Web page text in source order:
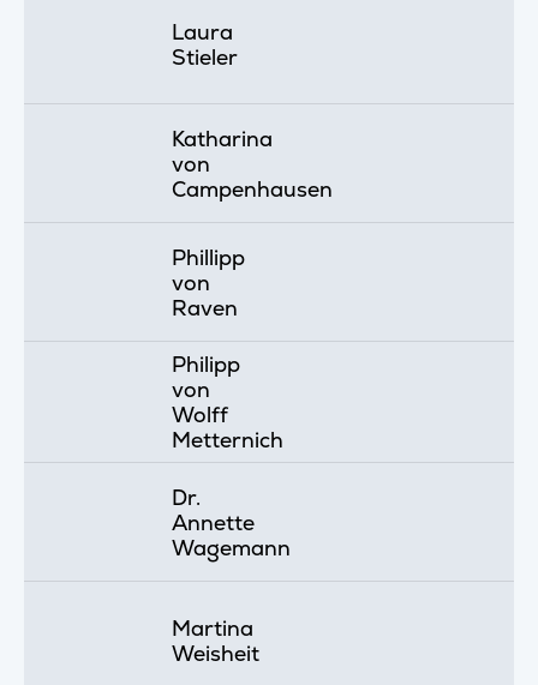
Laura
Stieler
Katharina
von
Campenhausen
Phillipp
von
Raven
Philipp
von
Wolff
Metternich
Dr.
Annette
Wagemann
Martina
Weisheit